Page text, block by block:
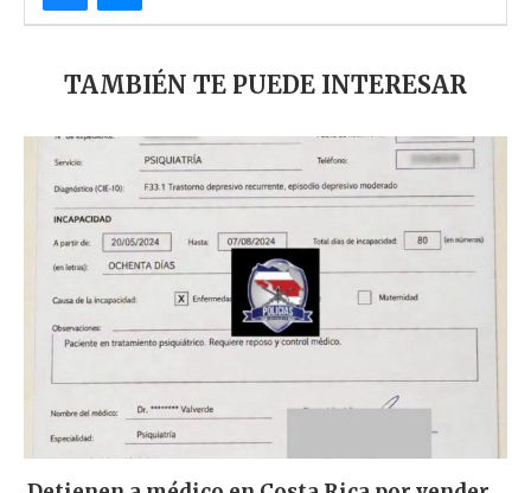
TAMBIÉN TE PUEDE INTERESAR